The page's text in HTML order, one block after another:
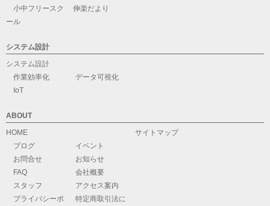
小中フリースク
ール
伸楽だより
システム設計
システム設計
作業効率化
データ可視化
IoT
ABOUT
HOME
ブログ
イベント
お問合せ
お知らせ
FAQ
会社概要
スタッフ
アクセス案内
プライバシーポ
特定商取引法に
サイトマップ